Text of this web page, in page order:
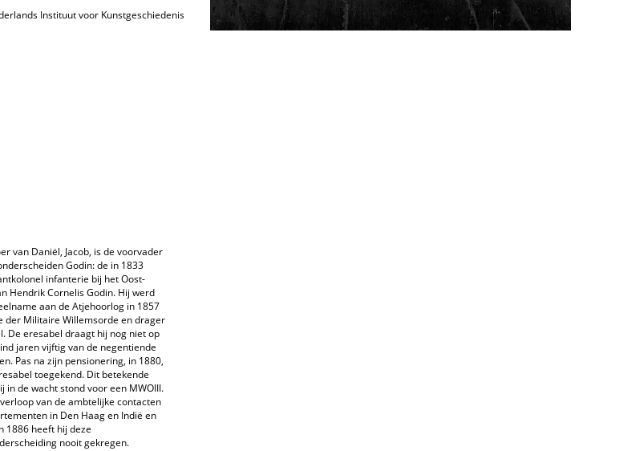
Instituut voor Kunstgeschiedenis
van Daniël, Jacob, is de voorvader
Godin: de in 1833
infanterie bij het Oost­
Hendrik Cornelis Godin. Hij werd
aan de Atjeh­oorlog in 1857
der Militaire Willemsorde en drager
De eresabel draagt hij nog niet op
jaren vijftig van de negentiende
Pas na zijn pensionering, in 1880,
toegekend. Dit betekende
in de wacht stond voor een MWOIII.
van de ambtelijke contacten
in Den Haag en Indië en
1886 heeft hij deze
nooit gekregen.